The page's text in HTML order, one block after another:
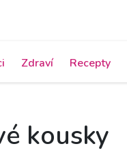
Zdraví Recepty
kousky